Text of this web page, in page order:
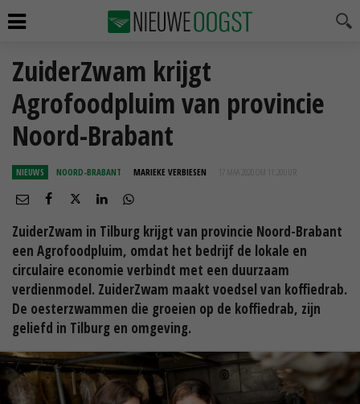
ZuiderZwam krijgt
Agrofoodpluim van provincie
Noord-Brabant
NIEUWS NOORD-BRABANT MARIEKE VERBIESEN 17 MAA 2020 OM 11:20
ZuiderZwam in Tilburg krijgt van provincie Noord-Brabant
een Agrofoodpluim, omdat het bedrijf de lokale en
circulaire economie verbindt met een duurzaam
verdienmodel. ZuiderZwam maakt voedsel van koffiedrab.
De oesterzwammen die groeien op de koffiedrab, zijn
geliefd in Tilburg en omgeving.